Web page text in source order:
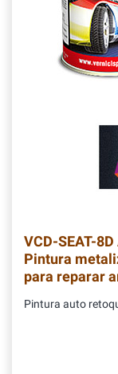
VCD-SEAT-8D
Pintura
para reparar
Pintura auto